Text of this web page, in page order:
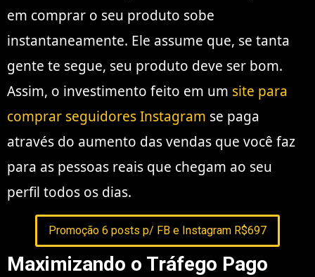
em comprar o seu produto sobe
instantaneamente. Ele assume que, se tanta
gente te segue, seu produto deve ser bom.
Assim, o investimento feito em um site para
comprar seguidores Instagram se paga
através do aumento das vendas que você faz
para as pessoas reais que chegam ao seu
perfil todos os dias.
Promoção 6 posts p/ FB e Instagram R$697
Maximizando o Tráfego Pago